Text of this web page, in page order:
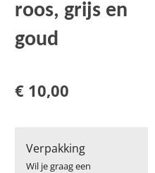
roos, grijs en
goud
€ 10,00
Verpakking
Wil je graag een